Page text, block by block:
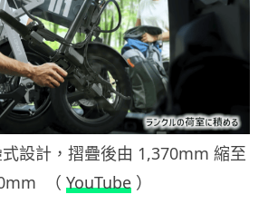
設計，摺疊後由 1,370mm 縮至
（ YouTube ）